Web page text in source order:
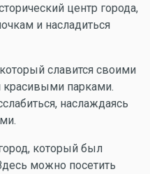
центр города,
и насладиться
славится своими
парками.
наслаждаясь
который был
можно посетить